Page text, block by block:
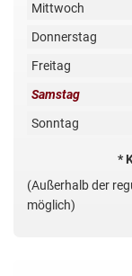
Mittwoch
Donnerstag
Freitag
Samstag
Sonntag
*
(Außerhalb der
möglich)